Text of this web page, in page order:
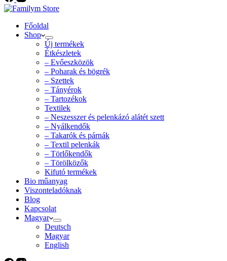
Főoldal
Shop
Új termékek
Étkészletek
– Evőeszközök
– Poharak és bögrék
– Szettek
– Tányérok
– Tartozékok
Textilek
– Neszesszer és pelenkázó alátét szett
– Nyálkendők
– Takarók és párnák
– Textil pelenkák
– Törlőkendők
– Törölközők
Kifutó termékek
Bio műanyag
Viszonteladóknak
Blog
Kapcsolat
Magyar
Deutsch
Magyar
English